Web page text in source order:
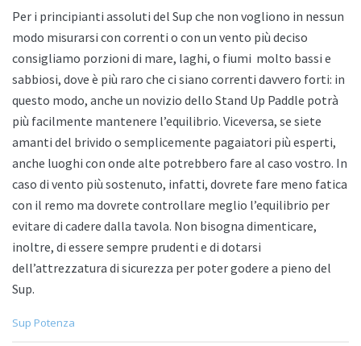
Per i principianti assoluti del Sup che non vogliono in nessun
modo misurarsi con correnti o con un vento più deciso
consigliamo porzioni di mare, laghi, o fiumi molto bassi e
sabbiosi, dove è più raro che ci siano correnti davvero forti: in
questo modo, anche un novizio dello Stand Up Paddle potrà
più facilmente mantenere l’equilibrio. Viceversa, se siete
amanti del brivido o semplicemente pagaiatori più esperti,
anche luoghi con onde alte potrebbero fare al caso vostro. In
caso di vento più sostenuto, infatti, dovrete fare meno fatica
con il remo ma dovrete controllare meglio l’equilibrio per
evitare di cadere dalla tavola. Non bisogna dimenticare,
inoltre, di essere sempre prudenti e di dotarsi
dell’attrezzatura di sicurezza per poter godere a pieno del
Sup.
C
Sup Potenza